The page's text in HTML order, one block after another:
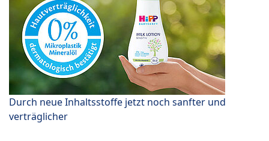
Durch neue Inhaltsstoffe jetzt noch sanfter und
verträglicher